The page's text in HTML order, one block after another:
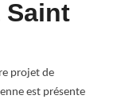
Saint
projet de
est présente